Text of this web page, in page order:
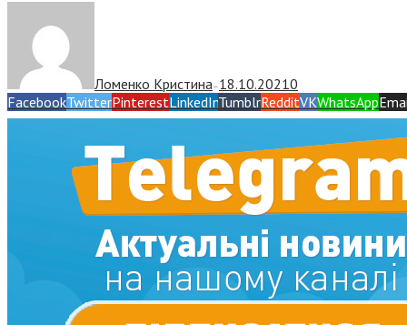
Ломенко Кристина— 18.10.20210
FacebookTwitterPinterestLinkedInTumblrRedditVKWhatsApp